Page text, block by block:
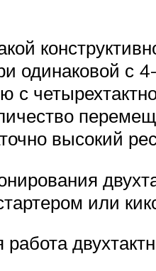
одинаковой с
с
высокий
или